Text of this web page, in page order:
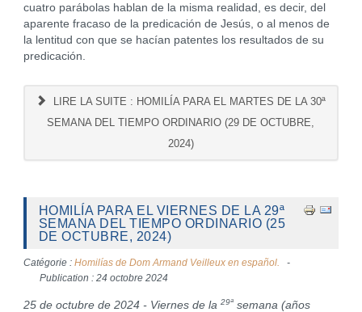
cuatro parábolas hablan de la misma realidad, es decir, del
aparente fracaso de la predicación de Jesús, o al menos de
la lentitud con que se hacían patentes los resultados de su
predicación.
LIRE LA SUITE : HOMILÍA PARA EL MARTES DE LA 30ª
SEMANA DEL TIEMPO ORDINARIO (29 DE OCTUBRE,
2024)
HOMILÍA PARA EL VIERNES DE LA 29ª
SEMANA DEL TIEMPO ORDINARIO (25
DE OCTUBRE, 2024)
Catégorie : Homilías de Dom Armand Veilleux en español.
Publication : 24 octobre 2024
25 de octubre de 2024 - Viernes de la 29ªsemana (años